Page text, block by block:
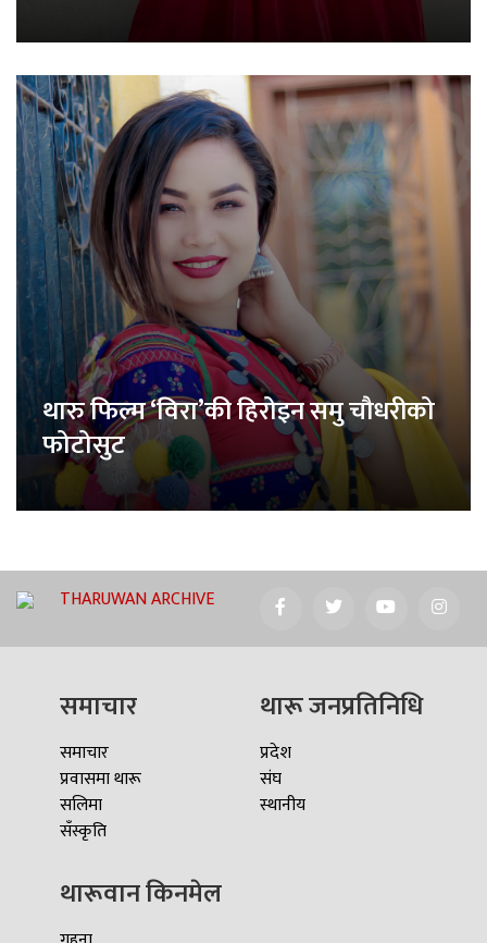
थारु फिल्म ‘विरा’की हिरोइन समु चौधरीको
फोटोसुट
THARUWAN ARCHIVE
समाचार
समाचार
प्रवासमा थारू
सलिमा
सँस्कृति
थारू जनप्रतिनिधि
प्रदेश
संघ
स्थानीय
थारूवान किनमेल